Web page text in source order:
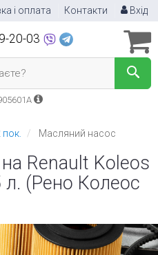
і оплата Контакти Вхід
20-03
Масляний насос
Renault Koleos
л. (Рено Колеос